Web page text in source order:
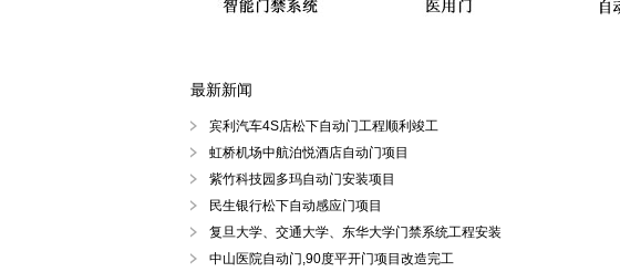
最新新闻
宾利汽车4S店松下自动门工程顺利竣工
虹桥机场中航泊悦酒店自动门项目
紫竹科技园多玛自动门安装项目
民生银行松下自动感应门项目
复旦大学、交通大学、东华大学门禁系统工程安装
中山医院自动门,90度平开门项目改造完工